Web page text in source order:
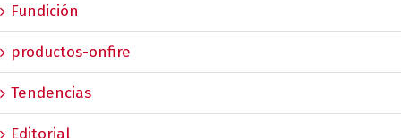
Fundición
productos-onfire
Tendencias
Editorial